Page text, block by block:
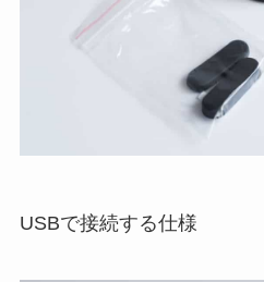
USBで接続する仕様